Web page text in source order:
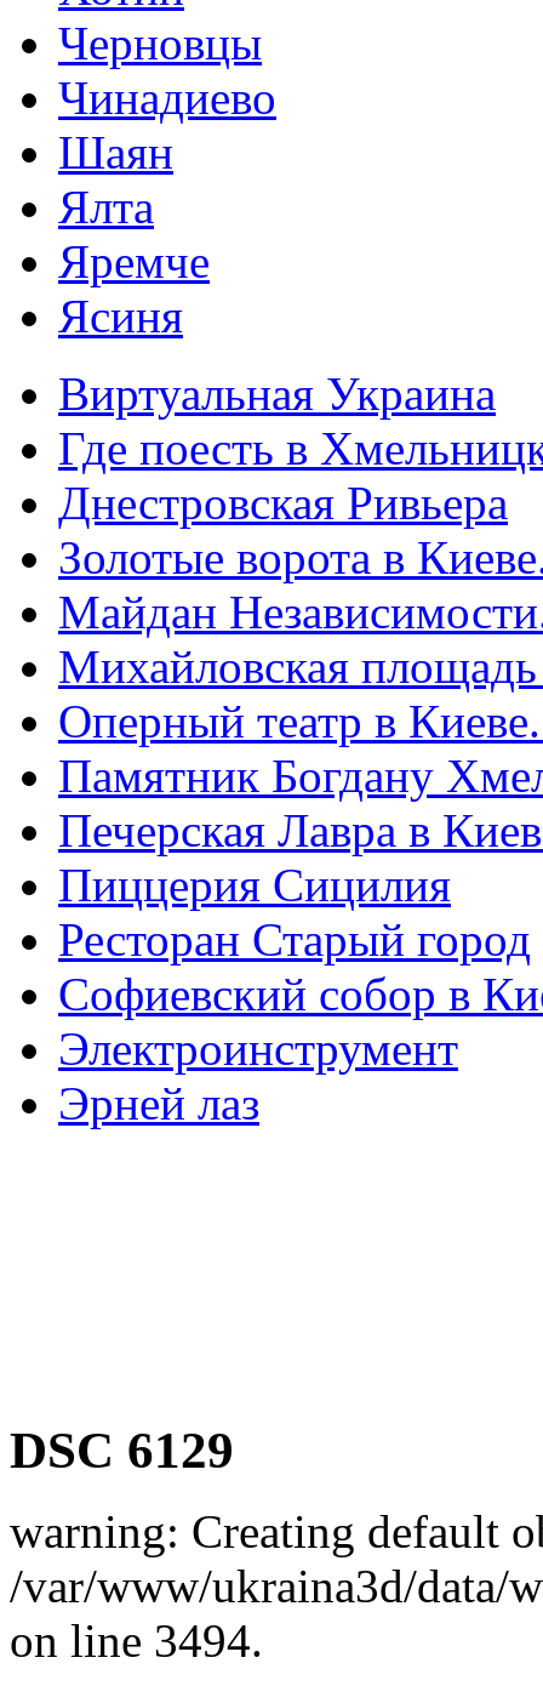
Черновцы
Чинадиево
Шаян
Ялта
Яремче
Ясиня
Виртуальная Украина
Где поесть в
Днестровская Ривьера
Золотые ворота в
Майдан
Михайловская
Оперный театр в
Памятник Богдану
Печерская Лавра в
Пиццерия Сицилия
Ресторан Старый город
Софиевский собор в
Электроинструмент
Эрней лаз
DSC 6129
warning: Creating default
/var/www/ukraina3d/data/
on line 3494.